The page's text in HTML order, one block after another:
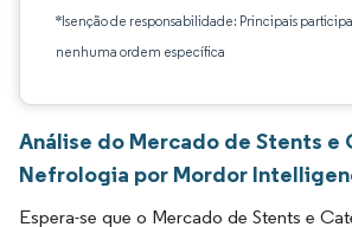
*Isenção de responsabilidade: Principais
nenhuma ordem específica
Análise do Mercado de Stents
Nefrologia por Mordor
Espera-se que o Mercado de Stents e